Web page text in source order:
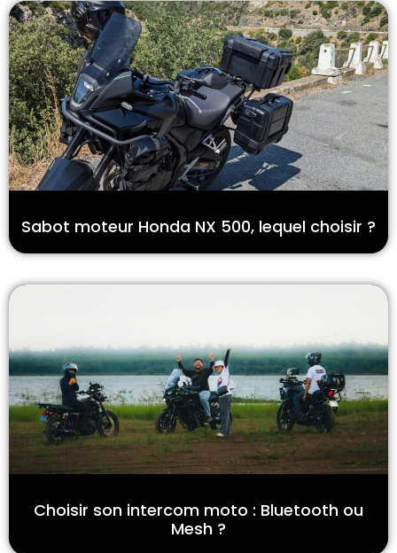
Sabot moteur Honda NX 500, lequel choisir ?
Choisir son intercom moto : Bluetooth ou
Mesh ?